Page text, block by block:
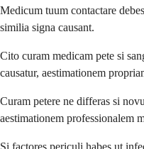
Medicum tuum contactare
similia signa causant.
Cito curam medicam pete si
causatur, aestimationem
Curam petere ne differas si
aestimationem professionalem